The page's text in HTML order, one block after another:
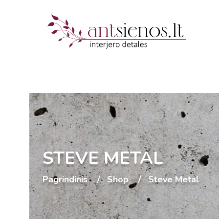
STEVE METAL
Pagrindinis Shop Steve Metal